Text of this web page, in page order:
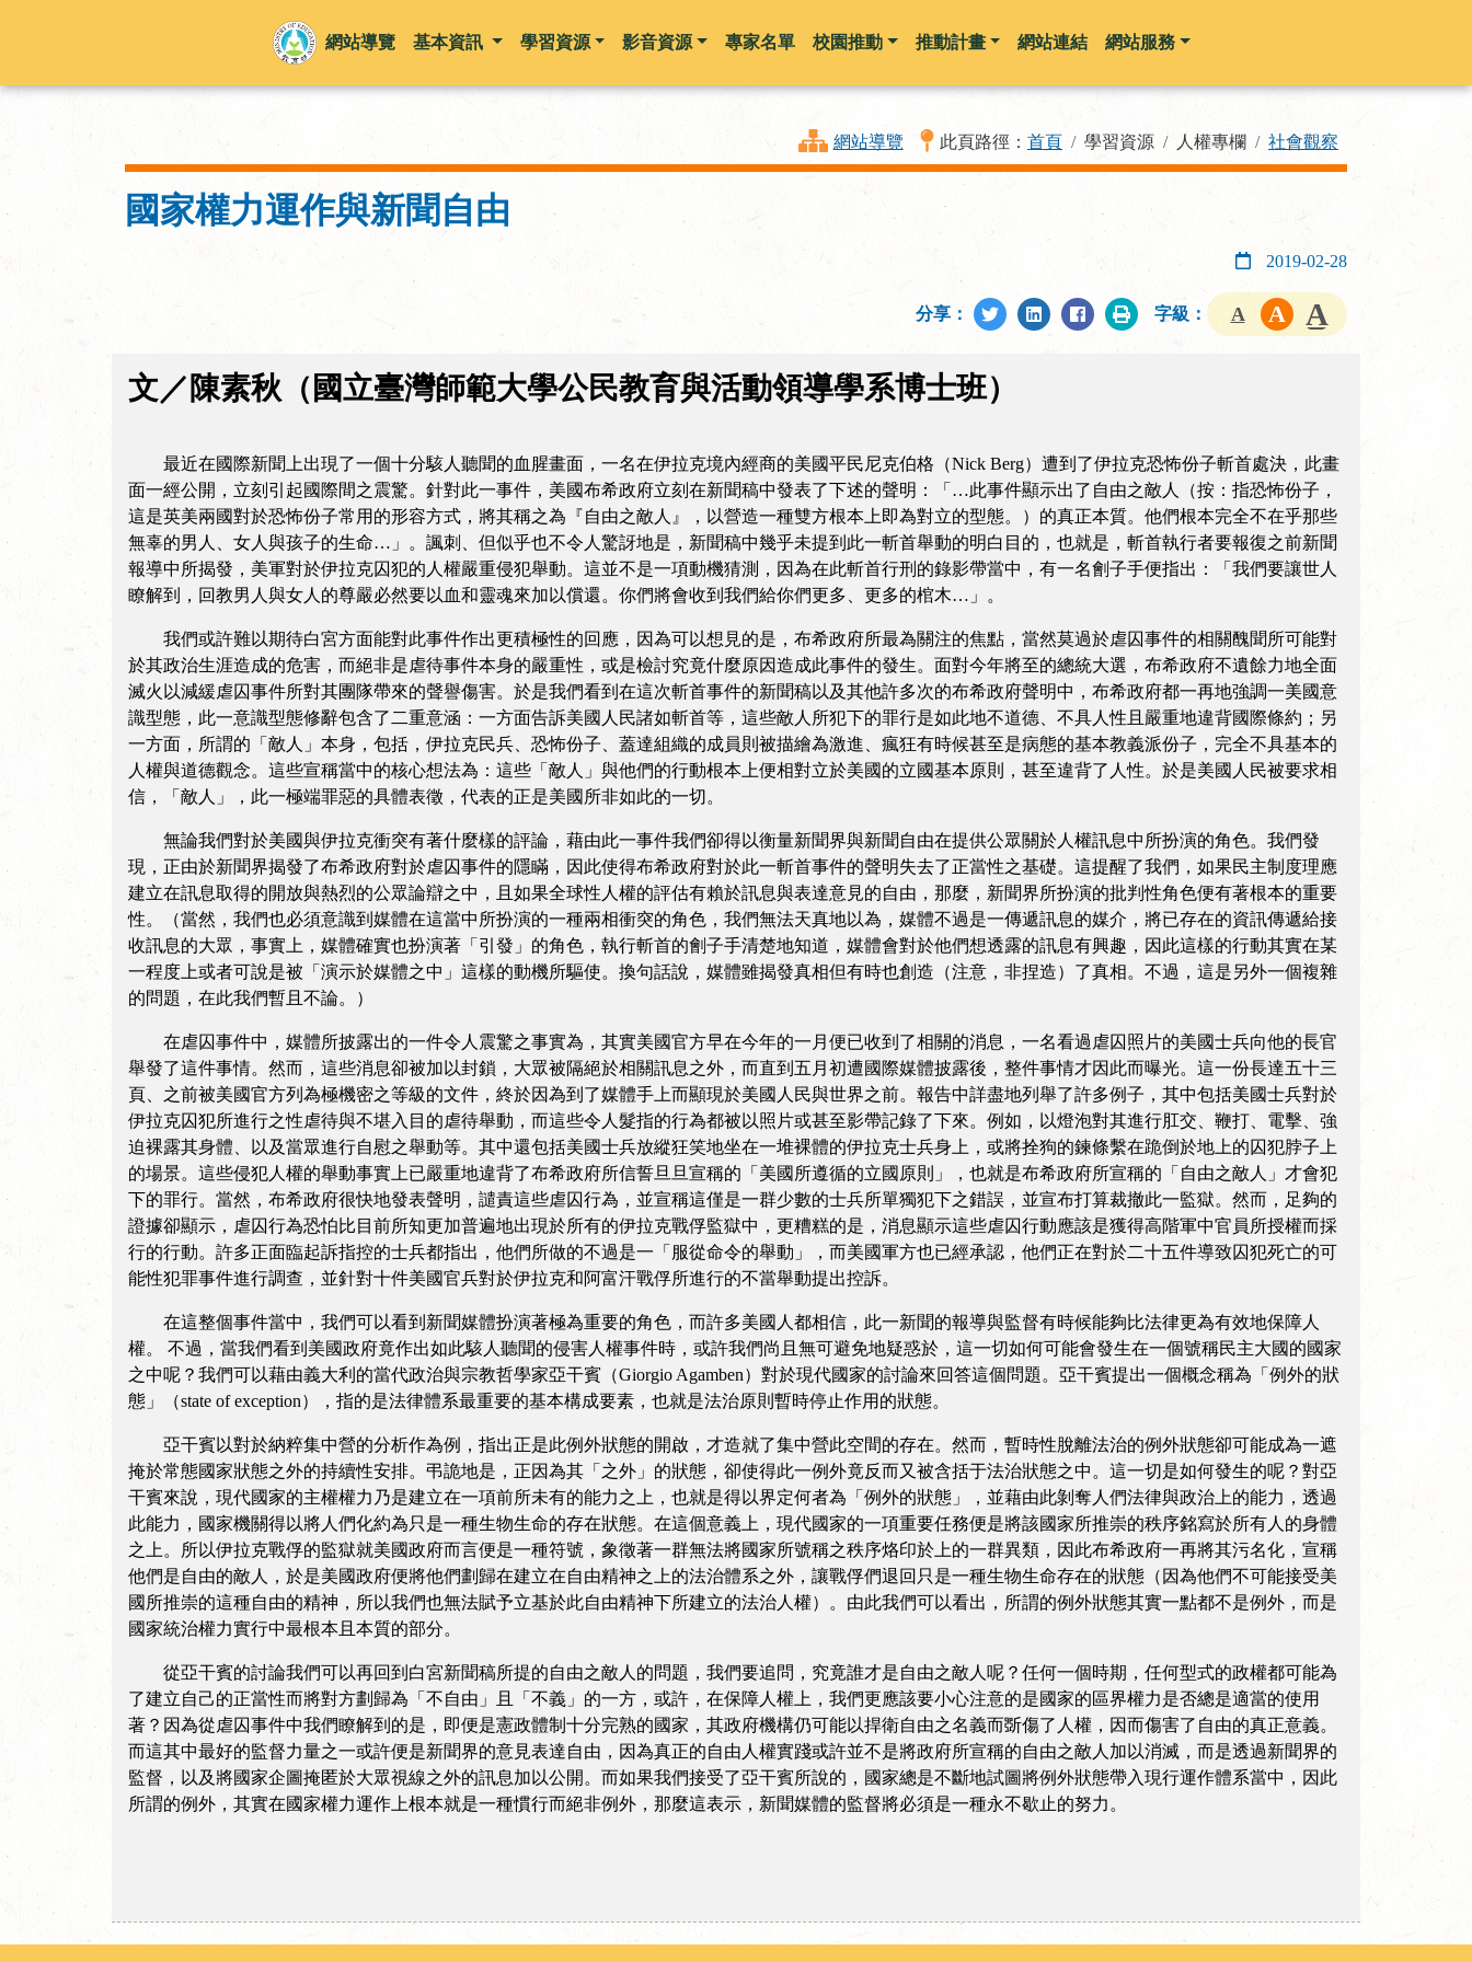
跳到主要內容
網站導覽 基本資訊 學習資源 影音資源 專家名單 校園推動 推動計畫 網站連結 網站服務
網站導覽 此頁路徑： 首頁 學習資源 人權專欄 社會觀察
國家權力運作與新聞自由
2019-02-28
分享： 字級：
文／陳素秋（國立臺灣師範大學公民教育與活動領導學系博士班）
最近在國際新聞上出現了一個十分駭人聽聞的血腥畫面，一名在伊拉克境內經商的美國平民尼克伯格（Nick Berg）遭到了伊拉克恐怖份子斬首處決，此畫
面一經公開，立刻引起國際間之震驚。針對此一事件，美國布希政府立刻在新聞稿中發表了下述的聲明：「…此事件顯示出了自由之敵人（按：指恐怖份子，
這是英美兩國對於恐怖份子常用的形容方式，將其稱之為『自由之敵人』，以營造一種雙方根本上即為對立的型態。）的真正本質。他們根本完全不在乎那些
無辜的男人、女人與孩子的生命…」。諷刺、但似乎也不令人驚訝地是，新聞稿中幾乎未提到此一斬首舉動的明白目的，也就是，斬首執行者要報復之前新聞
報導中所揭發，美軍對於伊拉克囚犯的人權嚴重侵犯舉動。這並不是一項動機猜測，因為在此斬首行刑的錄影帶當中，有一名劊子手便指出：「我們要讓世人
瞭解到，回教男人與女人的尊嚴必然要以血和靈魂來加以償還。你們將會收到我們給你們更多、更多的棺木…」。
我們或許難以期待白宮方面能對此事件作出更積極性的回應，因為可以想見的是，布希政府所最為關注的焦點，當然莫過於虐囚事件的相關醜聞所可能對
於其政治生涯造成的危害，而絕非是虐待事件本身的嚴重性，或是檢討究竟什麼原因造成此事件的發生。面對今年將至的總統大選，布希政府不遺餘力地全面
滅火以減緩虐囚事件所對其團隊帶來的聲譽傷害。於是我們看到在這次斬首事件的新聞稿以及其他許多次的布希政府聲明中，布希政府都一再地強調一美國意
識型態，此一意識型態修辭包含了二重意涵：一方面告訴美國人民諸如斬首等，這些敵人所犯下的罪行是如此地不道德、不具人性且嚴重地違背國際條約；另
一方面，所謂的「敵人」本身，包括，伊拉克民兵、恐怖份子、蓋達組織的成員則被描繪為激進、瘋狂有時候甚至是病態的基本教義派份子，完全不具基本的
人權與道德觀念。這些宣稱當中的核心想法為：這些「敵人」與他們的行動根本上便相對立於美國的立國基本原則，甚至違背了人性。於是美國人民被要求相
信，「敵人」，此一極端罪惡的具體表徵，代表的正是美國所非如此的一切。
無論我們對於美國與伊拉克衝突有著什麼樣的評論，藉由此一事件我們卻得以衡量新聞界與新聞自由在提供公眾關於人權訊息中所扮演的角色。我們發
現，正由於新聞界揭發了布希政府對於虐囚事件的隱瞞，因此使得布希政府對於此一斬首事件的聲明失去了正當性之基礎。這提醒了我們，如果民主制度理應
建立在訊息取得的開放與熱烈的公眾論辯之中，且如果全球性人權的評估有賴於訊息與表達意見的自由，那麼，新聞界所扮演的批判性角色便有著根本的重要
性。（當然，我們也必須意識到媒體在這當中所扮演的一種兩相衝突的角色，我們無法天真地以為，媒體不過是一傳遞訊息的媒介，將已存在的資訊傳遞給接
收訊息的大眾，事實上，媒體確實也扮演著「引發」的角色，執行斬首的劊子手清楚地知道，媒體會對於他們想透露的訊息有興趣，因此這樣的行動其實在某
一程度上或者可說是被「演示於媒體之中」這樣的動機所驅使。換句話說，媒體雖揭發真相但有時也創造（注意，非捏造）了真相。不過，這是另外一個複雜
的問題，在此我們暫且不論。）
在虐囚事件中，媒體所披露出的一件令人震驚之事實為，其實美國官方早在今年的一月便已收到了相關的消息，一名看過虐囚照片的美國士兵向他的長官
舉發了這件事情。然而，這些消息卻被加以封鎖，大眾被隔絕於相關訊息之外，而直到五月初遭國際媒體披露後，整件事情才因此而曝光。這一份長達五十三
頁、之前被美國官方列為極機密之等級的文件，終於因為到了媒體手上而顯現於美國人民與世界之前。報告中詳盡地列舉了許多例子，其中包括美國士兵對於
伊拉克囚犯所進行之性虐待與不堪入目的虐待舉動，而這些令人髮指的行為都被以照片或甚至影帶記錄了下來。例如，以燈泡對其進行肛交、鞭打、電擊、強
迫裸露其身體、以及當眾進行自慰之舉動等。其中還包括美國士兵放縱狂笑地坐在一堆裸體的伊拉克士兵身上，或將拴狗的鍊條繫在跪倒於地上的囚犯脖子上
的場景。這些侵犯人權的舉動事實上已嚴重地違背了布希政府所信誓旦旦宣稱的「美國所遵循的立國原則」，也就是布希政府所宣稱的「自由之敵人」才會犯
下的罪行。當然，布希政府很快地發表聲明，譴責這些虐囚行為，並宣稱這僅是一群少數的士兵所單獨犯下之錯誤，並宣布打算裁撤此一監獄。然而，足夠的
證據卻顯示，虐囚行為恐怕比目前所知更加普遍地出現於所有的伊拉克戰俘監獄中，更糟糕的是，消息顯示這些虐囚行動應該是獲得高階軍中官員所授權而採
行的行動。許多正面臨起訴指控的士兵都指出，他們所做的不過是一「服從命令的舉動」，而美國軍方也已經承認，他們正在對於二十五件導致囚犯死亡的可
能性犯罪事件進行調查，並針對十件美國官兵對於伊拉克和阿富汗戰俘所進行的不當舉動提出控訴。
在這整個事件當中，我們可以看到新聞媒體扮演著極為重要的角色，而許多美國人都相信，此一新聞的報導與監督有時候能夠比法律更為有效地保障人
權。 不過，當我們看到美國政府竟作出如此駭人聽聞的侵害人權事件時，或許我們尚且無可避免地疑惑於，這一切如何可能會發生在一個號稱民主大國的國家
之中呢？我們可以藉由義大利的當代政治與宗教哲學家亞干賓（Giorgio Agamben）對於現代國家的討論來回答這個問題。亞干賓提出一個概念稱為「例外的狀
態」（state of exception），指的是法律體系最重要的基本構成要素，也就是法治原則暫時停止作用的狀態。
亞干賓以對於納粹集中營的分析作為例，指出正是此例外狀態的開啟，才造就了集中營此空間的存在。然而，暫時性脫離法治的例外狀態卻可能成為一遮
掩於常態國家狀態之外的持續性安排。弔詭地是，正因為其「之外」的狀態，卻使得此一例外竟反而又被含括于法治狀態之中。這一切是如何發生的呢？對亞
干賓來說，現代國家的主權權力乃是建立在一項前所未有的能力之上，也就是得以界定何者為「例外的狀態」，並藉由此剝奪人們法律與政治上的能力，透過
此能力，國家機關得以將人們化約為只是一種生物生命的存在狀態。在這個意義上，現代國家的一項重要任務便是將該國家所推崇的秩序銘寫於所有人的身體
之上。所以伊拉克戰俘的監獄就美國政府而言便是一種符號，象徵著一群無法將國家所號稱之秩序烙印於上的一群異類，因此布希政府一再將其污名化，宣稱
他們是自由的敵人，於是美國政府便將他們劃歸在建立在自由精神之上的法治體系之外，讓戰俘們退回只是一種生物生命存在的狀態（因為他們不可能接受美
國所推崇的這種自由的精神，所以我們也無法賦予立基於此自由精神下所建立的法治人權）。由此我們可以看出，所謂的例外狀態其實一點都不是例外，而是
國家統治權力實行中最根本且本質的部分。
從亞干賓的討論我們可以再回到白宮新聞稿所提的自由之敵人的問題，我們要追問，究竟誰才是自由之敵人呢？任何一個時期，任何型式的政權都可能為
了建立自己的正當性而將對方劃歸為「不自由」且「不義」的一方，或許，在保障人權上，我們更應該要小心注意的是國家的區界權力是否總是適當的使用
著？因為從虐囚事件中我們瞭解到的是，即便是憲政體制十分完熟的國家，其政府機構仍可能以捍衛自由之名義而斲傷了人權，因而傷害了自由的真正意義。
而這其中最好的監督力量之一或許便是新聞界的意見表達自由，因為真正的自由人權實踐或許並不是將政府所宣稱的自由之敵人加以消滅，而是透過新聞界的
監督，以及將國家企圖掩匿於大眾視線之外的訊息加以公開。而如果我們接受了亞干賓所說的，國家總是不斷地試圖將例外狀態帶入現行運作體系當中，因此
所謂的例外，其實在國家權力運作上根本就是一種慣行而絕非例外，那麼這表示，新聞媒體的監督將必須是一種永不歇止的努力。